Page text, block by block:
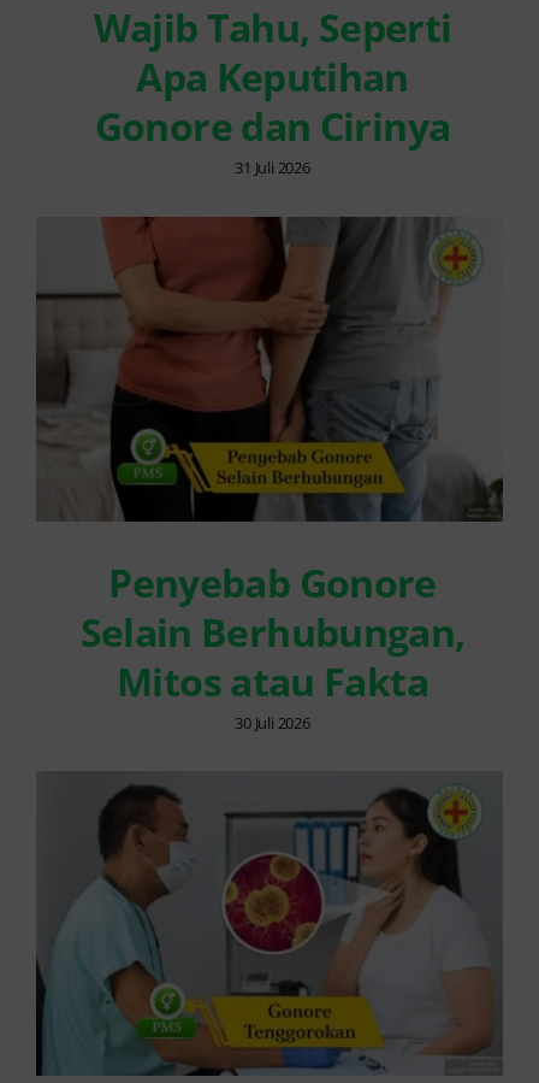
Wajib Tahu, Seperti
Apa Keputihan
Gonore dan Cirinya
31 Juli 2026
Penyebab Gonore
Selain Berhubungan,
Mitos atau Fakta
30 Juli 2026